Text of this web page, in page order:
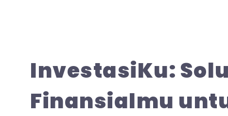
InvestasiKu:
Finansialmu